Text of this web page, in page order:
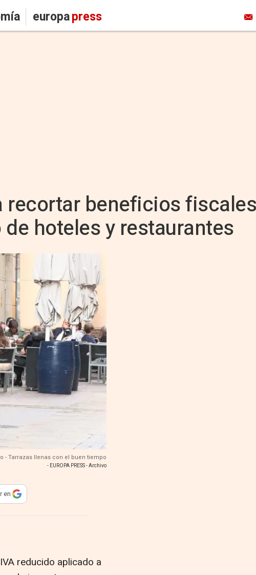
europapress
recortar beneficios
hoteles y restaurantes
- Tarrazas llenas con el buen tiempo
- EUROPA PRESS - Archivo
compartir
en
reducido aplicado a